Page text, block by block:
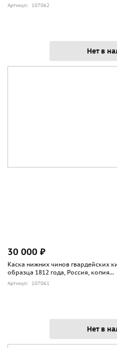
Артикул: 107062
Нет в
30 000 ₽
Каска нижних чинов гвардейских
образца 1812 года, Россия, копия...
Артикул: 107061
Нет в